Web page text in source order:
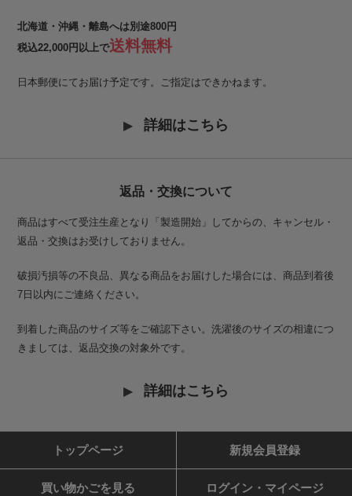
北海道・沖縄・離島へは別途800円
税込22,000円以上で送料無料
日本郵便にてお届け予定です。ご指定はできかねます。
詳細はこちら
返品・交換について
商品はすべて受注生産となり「製造開始」してからの、キャンセル・
返品・交換はお受けしておりません。
破損汚損等の不良品、異なる商品をお届けした場合には、商品到着後
7日以内にご連絡ください。
到着した商品のサイズ等をご確認下さい。洗濯後のサイズの相違につ
きましては、返品交換の対象外です。
詳細はこちら
トップページ 新規会員登録
買い物かごを見る ログイン・マイページ